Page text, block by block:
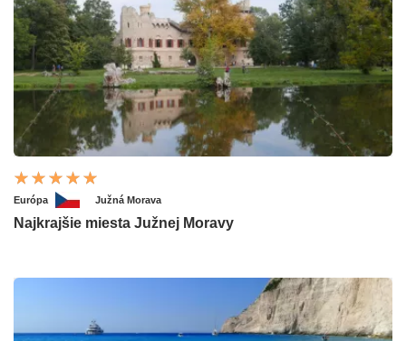
Európa Južná Morava
Najkrajšie miesta Južnej Moravy